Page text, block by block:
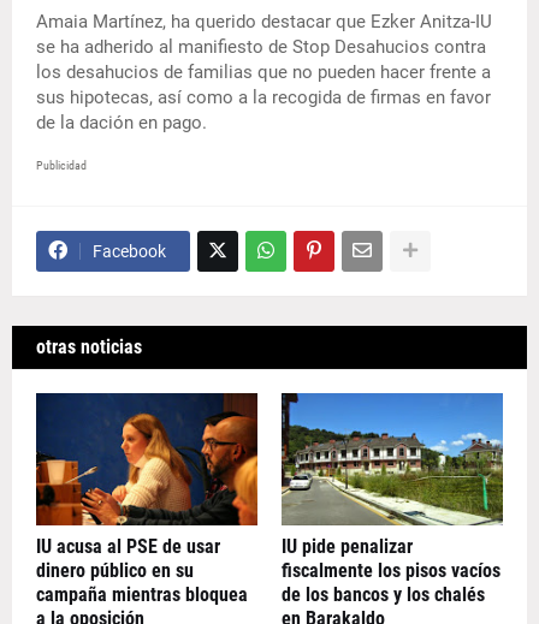
Amaia Martínez, ha querido destacar que Ezker Anitza-IU
se ha adherido al manifiesto de Stop Desahucios contra
los desahucios de familias que no pueden hacer frente a
sus hipotecas, así como a la recogida de firmas en favor
de la dación en pago.
Publicidad
Facebook
otras noticias
IU acusa al PSE de usar
dinero público en su
campaña mientras bloquea
a la oposición
IU pide penalizar
fiscalmente los pisos vacíos
de los bancos y los chalés
en Barakaldo